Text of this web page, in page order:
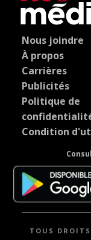
Nous joindre
À propos
Carrières
Publicités
Politique de
Condition
TOUS